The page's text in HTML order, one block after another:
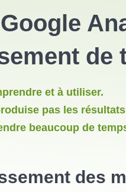
Google
de
et à utiliser.
pas les
beaucoup de
des